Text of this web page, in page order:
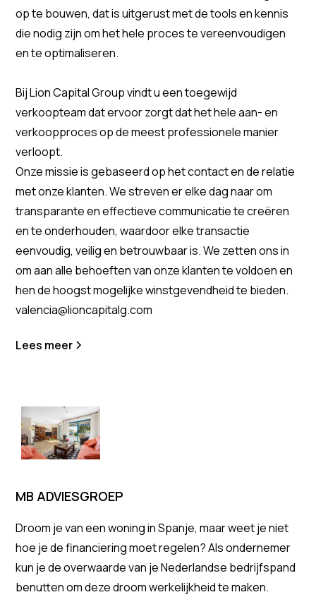
op te bouwen, dat is uitgerust met de tools en kennis
die nodig zijn om het hele proces te vereenvoudigen
en te optimaliseren.
Bij Lion Capital Group vindt u een toegewijd
verkoopteam dat ervoor zorgt dat het hele aan- en
verkoopproces op de meest professionele manier
verloopt.
Onze missie is gebaseerd op het contact en de relatie
met onze klanten. We streven er elke dag naar om
transparante en effectieve communicatie te creëren
en te onderhouden, waardoor elke transactie
eenvoudig, veilig en betrouwbaar is. We zetten ons in
om aan alle behoeften van onze klanten te voldoen en
hen de hoogst mogelijke winstgevendheid te bieden.
valencia@lioncapitalg.com
Lees meer
MB ADVIESGROEP
Droom je van een woning in Spanje, maar weet je niet
hoe je de financiering moet regelen? Als ondernemer
kun je de overwaarde van je Nederlandse bedrijfspand
benutten om deze droom werkelijkheid te maken.